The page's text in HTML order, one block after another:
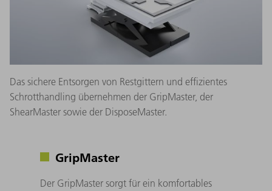
Das sichere Entsorgen von Restgittern und effizientes
Schrotthandling übernehmen der GripMaster, der
ShearMaster sowie der DisposeMaster.
GripMaster
Der GripMaster sorgt für ein komfortables